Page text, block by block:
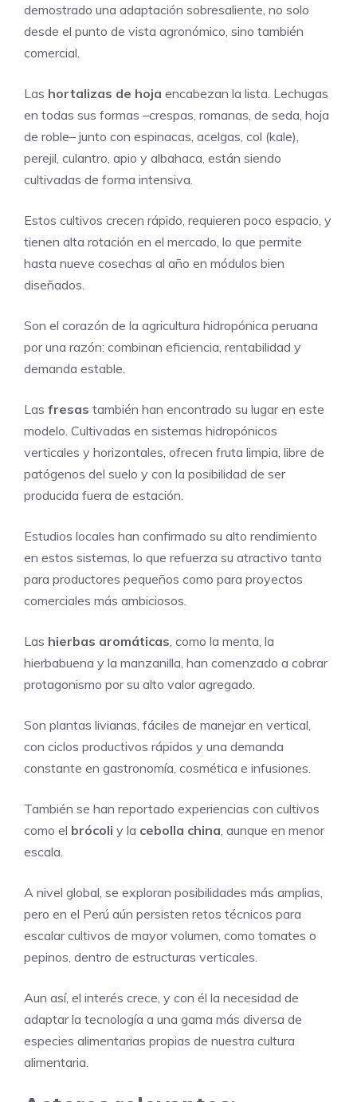
demostrado una adaptación sobresaliente, no solo
desde el punto de vista agronómico, sino también
comercial.
Las hortalizas de hoja encabezan la lista. Lechugas
en todas sus formas –crespas, romanas, de seda, hoja
de roble– junto con espinacas, acelgas, col (kale),
perejil, culantro, apio y albahaca, están siendo
cultivadas de forma intensiva.
Estos cultivos crecen rápido, requieren poco espacio, y
tienen alta rotación en el mercado, lo que permite
hasta nueve cosechas al año en módulos bien
diseñados.
Son el corazón de la agricultura hidropónica peruana
por una razón: combinan eficiencia, rentabilidad y
demanda estable.
Las fresas también han encontrado su lugar en este
modelo. Cultivadas en sistemas hidropónicos
verticales y horizontales, ofrecen fruta limpia, libre de
patógenos del suelo y con la posibilidad de ser
producida fuera de estación.
Estudios locales han confirmado su alto rendimiento
en estos sistemas, lo que refuerza su atractivo tanto
para productores pequeños como para proyectos
comerciales más ambiciosos.
Las hierbas aromáticas , como la menta, la
hierbabuena y la manzanilla, han comenzado a cobrar
protagonismo por su alto valor agregado.
Son plantas livianas, fáciles de manejar en vertical,
con ciclos productivos rápidos y una demanda
constante en gastronomía, cosmética e infusiones.
También se han reportado experiencias con cultivos
como el brócoli y la cebolla china , aunque en menor
escala.
A nivel global, se exploran posibilidades más amplias,
pero en el Perú aún persisten retos técnicos para
escalar cultivos de mayor volumen, como tomates o
pepinos, dentro de estructuras verticales.
Aun así, el interés crece, y con él la necesidad de
adaptar la tecnología a una gama más diversa de
especies alimentarias propias de nuestra cultura
alimentaria.